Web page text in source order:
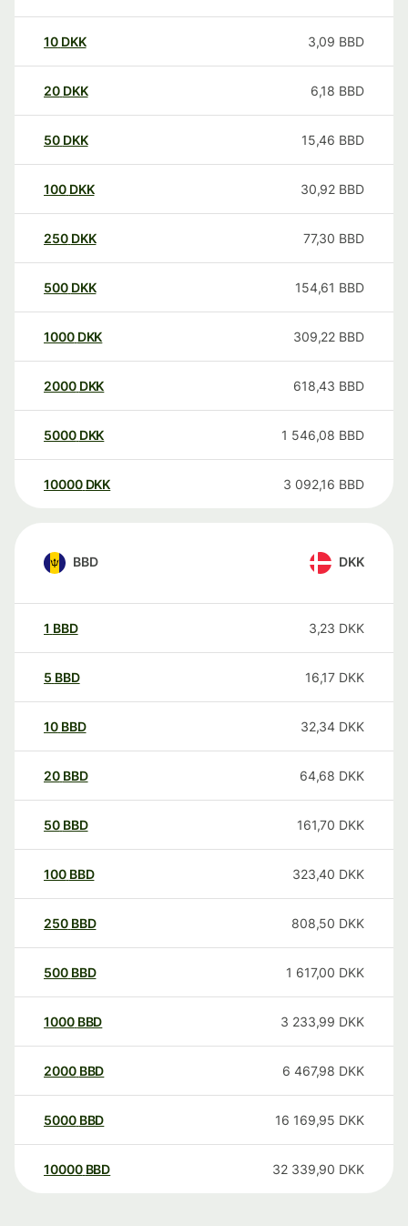
10 DKK 3,09 BBD
20 DKK 6,18 BBD
50 DKK 15,46 BBD
100 DKK 30,92 BBD
250 DKK 77,30 BBD
500 DKK 154,61 BBD
1000 DKK 309,22 BBD
2000 DKK 618,43 BBD
5000 DKK 1 546,08 BBD
10000 DKK 3 092,16 BBD
BBD DKK
1 BBD 3,23 DKK
5 BBD 16,17 DKK
10 BBD 32,34 DKK
20 BBD 64,68 DKK
50 BBD 161,70 DKK
100 BBD 323,40 DKK
250 BBD 808,50 DKK
500 BBD 1 617,00 DKK
1000 BBD 3 233,99 DKK
2000 BBD 6 467,98 DKK
5000 BBD 16 169,95 DKK
10000 BBD 32 339,90 DKK